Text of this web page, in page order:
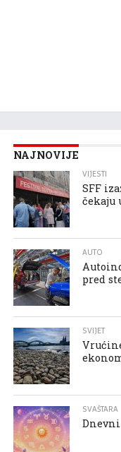
NAJNOVIJE
VIJESTI
SFF
čekaju
AUTO
pred
SVIJET
SVAŠTARA
Dnevni